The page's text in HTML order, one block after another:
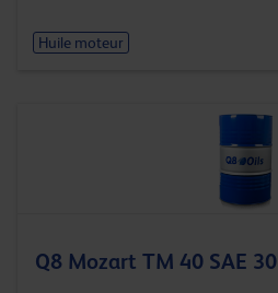
Huile moteur
Q8 Mozart TM 40 SAE 30